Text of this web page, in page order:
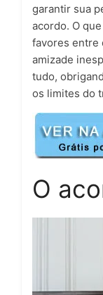
garantir sua
acordo. O
favores entre
amizade
tudo,
os limites do
O